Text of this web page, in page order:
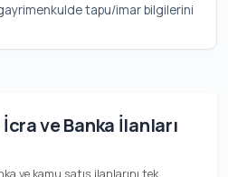
tapu/imar bilgilerini
ve Banka İlanları
ve kamu satış ilanlarını tek